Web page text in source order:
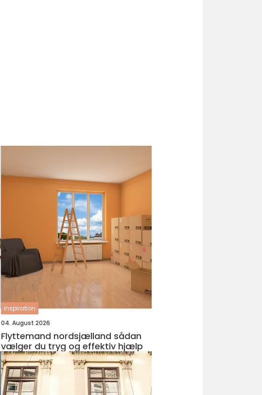
inspiration
04. August 2026
Flyttemand nordsjælland sådan
vælger du tryg og effektiv hjælp